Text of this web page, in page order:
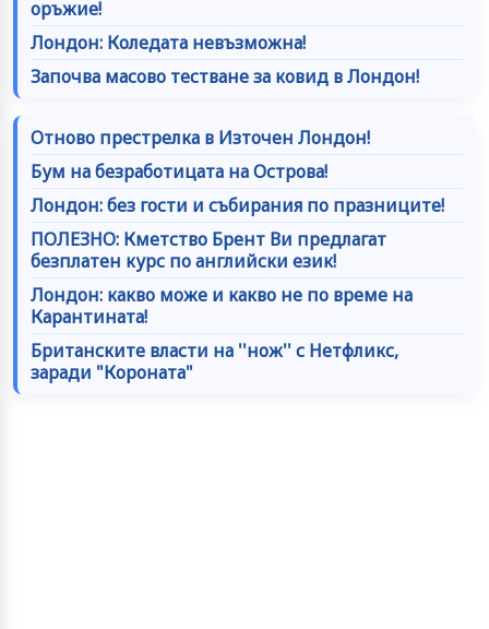
оръжие!
Лондон: Коледата невъзможна!
Започва масово тестване за ковид в Лондон!
Отново престрелка в Източен Лондон!
Бум на безработицата на Острова!
Лондон: без гости и събирания по празниците!
ПОЛЕЗНО: Кметство Брент Ви предлагат
безплатен курс по английски език!
Лондон: какво може и какво не по време на
Карантината!
Британските власти на ''нож'' с Нетфликс,
заради "Короната"